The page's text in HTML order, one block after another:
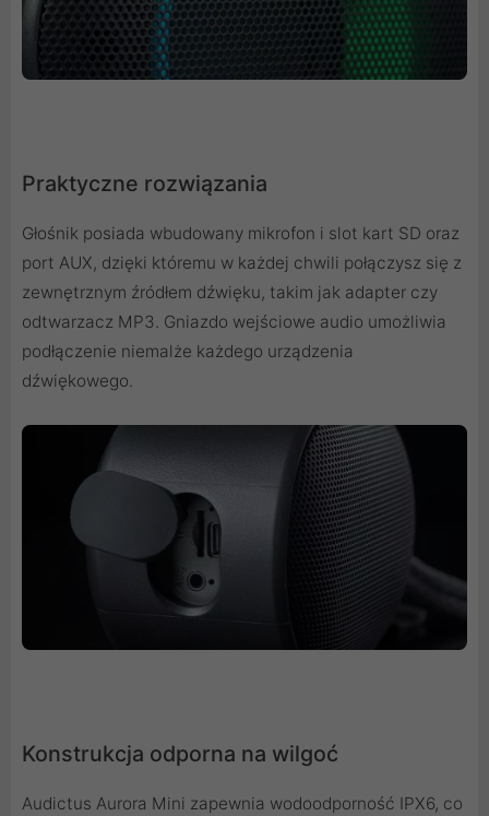
Praktyczne rozwiązania
Głośnik posiada wbudowany mikrofon i slot kart SD oraz
port AUX, dzięki któremu w każdej chwili połączysz się z
zewnętrznym źródłem dźwięku, takim jak adapter czy
odtwarzacz MP3. Gniazdo wejściowe audio umożliwia
podłączenie niemalże każdego urządzenia
dźwiękowego.
Konstrukcja odporna na wilgoć
Audictus Aurora Mini zapewnia wodoodporność IPX6, co